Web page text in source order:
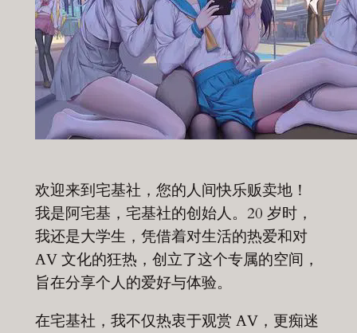
欢迎来到宅基社，您的人间快乐贩卖地！
我是阿宅基，宅基社的创始人。20 岁时，
我还是大学生，凭借着对生活的热爱和对
AV 文化的狂热，创立了这个专属的空间，
旨在分享个人的爱好与体验。
在宅基社，我不仅热衷于观赏 AV，更痴迷